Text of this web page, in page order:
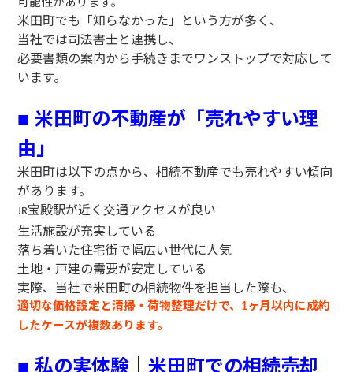
米田町でも「知らなかった」という方が多く、
当社では司法書士と連携し、
必要書類の案内から手続きまでワンストップで対応して
います。
■米田町の不動産が「売れやすい理
由」
米田町は以下の点から、相続不動産でも売れやすい傾向
があります。
JR宝殿駅が近く交通アクセスが良い
生活施設が充実している
落ち着いた住宅街で幅広い世代に人気
土地・戸建の需要が安定している
実際、当社で米田町の相続物件を担当した際も、
適切な価格設定と清掃・荷物整理だけで、 1 ヶ月以内に成約
したケースが複数あります。
■私の実体験｜米田町での相続売却